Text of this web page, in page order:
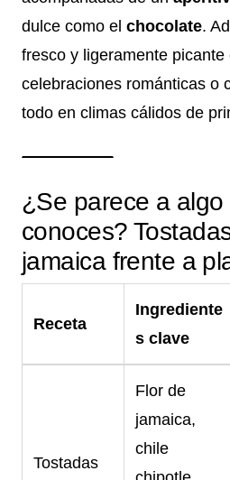
dulce como el chocolate.
fresco y ligeramente picante
celebraciones románticas o
todo en climas cálidos de
¿Se parece a
conoces?
jamaica frente a
Receta
Ingrediente
s clave
Tostadas
Flor de
jamaica,
chile